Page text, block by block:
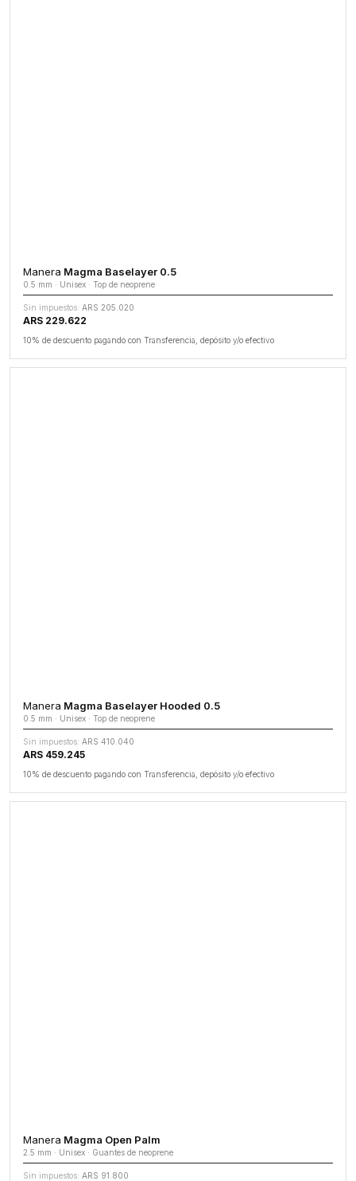
Manera Magma Baselayer 0.5
0.5 mm · Unisex · Top de neoprene
Sin impuestos: ARS 205.020
ARS 229.622
10% de descuento pagando con Transferencia, depósito y/o efectivo
Manera Magma Baselayer Hooded 0.5
0.5 mm · Unisex · Top de neoprene
Sin impuestos: ARS 410.040
ARS 459.245
10% de descuento pagando con Transferencia, depósito y/o efectivo
Manera Magma Open Palm
2.5 mm · Unisex · Guantes de neoprene
Sin impuestos: ARS 91.800